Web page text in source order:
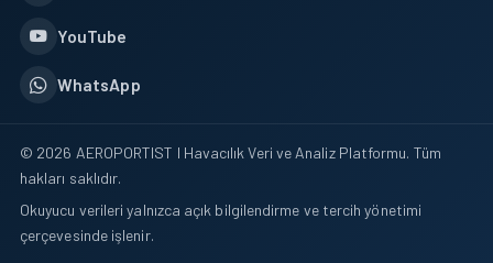
YouTube
WhatsApp
© 2026 AEROPORTIST I Havacılık Veri ve Analiz Platformu. Tüm
hakları saklıdır.
Okuyucu verileri yalnızca açık bilgilendirme ve tercih yönetimi
çerçevesinde işlenir.